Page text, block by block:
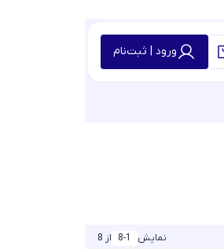
ورود | ثبت‌نام
نمایش 8-1 از 8